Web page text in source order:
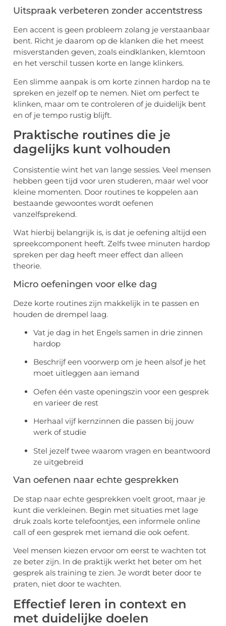
Uitspraak verbeteren zonder accentstress
Een accent is geen probleem zolang je verstaanbaar
bent. Richt je daarom op de klanken die het meest
misverstanden geven, zoals eindklanken, klemtoon
en het verschil tussen korte en lange klinkers.
Een slimme aanpak is om korte zinnen hardop na te
spreken en jezelf op te nemen. Niet om perfect te
klinken, maar om te controleren of je duidelijk bent
en of je tempo rustig blijft.
Praktische routines die je
dagelijks kunt volhouden
Consistentie wint het van lange sessies. Veel mensen
hebben geen tijd voor uren studeren, maar wel voor
kleine momenten. Door routines te koppelen aan
bestaande gewoontes wordt oefenen
vanzelfsprekend.
Wat hierbij belangrijk is, is dat je oefening altijd een
spreekcomponent heeft. Zelfs twee minuten hardop
spreken per dag heeft meer effect dan alleen
theorie.
Micro oefeningen voor elke dag
Deze korte routines zijn makkelijk in te passen en
houden de drempel laag.
Vat je dag in het Engels samen in drie zinnen
hardop
Beschrijf een voorwerp om je heen alsof je het
moet uitleggen aan iemand
Oefen één vaste openingszin voor een gesprek
en varieer de rest
Herhaal vijf kernzinnen die passen bij jouw
werk of studie
Stel jezelf twee waarom vragen en beantwoord
ze uitgebreid
Van oefenen naar echte gesprekken
De stap naar echte gesprekken voelt groot, maar je
kunt die verkleinen. Begin met situaties met lage
druk zoals korte telefoontjes, een informele online
call of een gesprek met iemand die ook oefent.
Veel mensen kiezen ervoor om eerst te wachten tot
ze beter zijn. In de praktijk werkt het beter om het
gesprek als training te zien. Je wordt beter door te
praten, niet door te wachten.
Effectief leren in context en
met duidelijke doelen